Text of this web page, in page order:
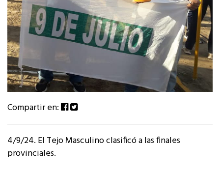
Compartir en:
4/9/24. El Tejo Masculino clasificó a las finales
provinciales.